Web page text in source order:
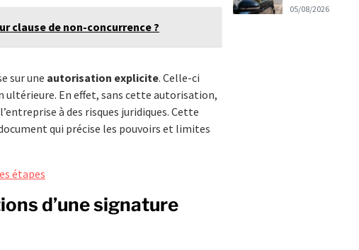
clause de non-concurrence ?
sur une autorisation explicite. Celle-ci
En effet, sans cette autorisation,
à des risques juridiques. Cette
qui précise les pouvoirs et limites
étapes
d’une signature
05/08/2026